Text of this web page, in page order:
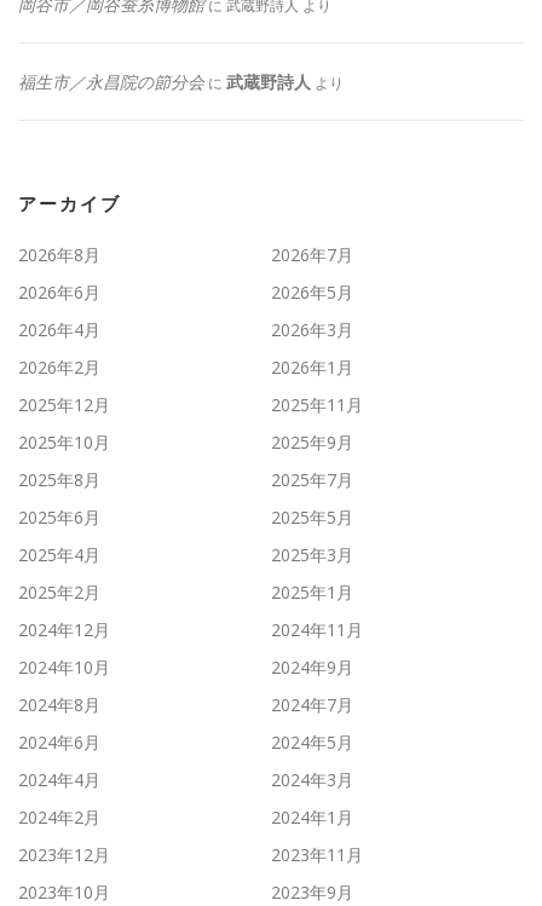
に 武蔵野詩人 より
福生市／永昌院の節分会に 武蔵野詩人 より
アーカイブ
2026年8月
2026年7月
2026年6月
2026年5月
2026年4月
2026年3月
2026年2月
2026年1月
2025年12月
2025年11月
2025年10月
2025年9月
2025年8月
2025年7月
2025年6月
2025年5月
2025年4月
2025年3月
2025年2月
2025年1月
2024年12月
2024年11月
2024年10月
2024年9月
2024年8月
2024年7月
2024年6月
2024年5月
2024年4月
2024年3月
2024年2月
2024年1月
2023年12月
2023年11月
2023年10月
2023年9月